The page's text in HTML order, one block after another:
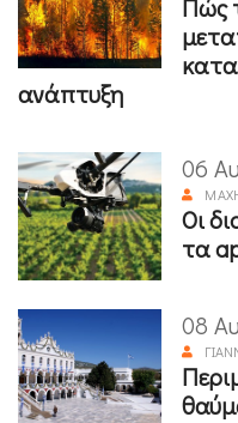
Πώς
ανάπτυξη
06
Οι
τα
08